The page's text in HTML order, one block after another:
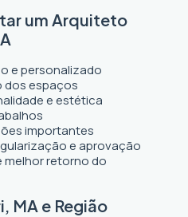
um Arquiteto
e personalizado
dos espaços
e estética
importantes
e aprovação
melhor retorno do
MA e Região